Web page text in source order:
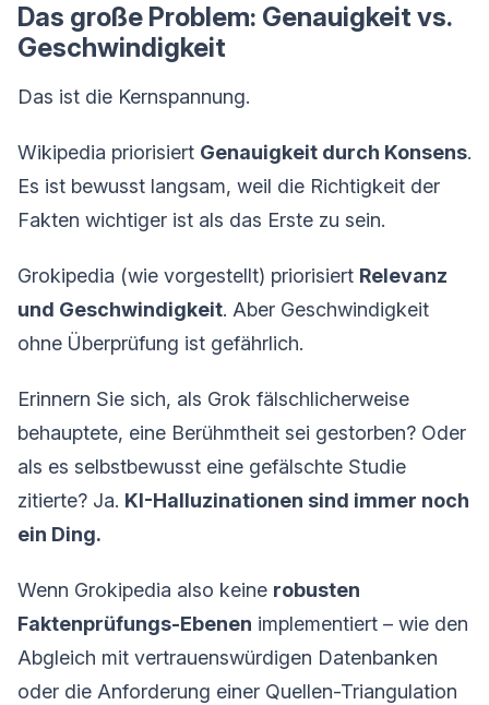
Das große Problem: Genauigkeit vs.
Geschwindigkeit
Das ist die Kernspannung.
Wikipedia priorisiert Genauigkeit durch Konsens.
Es ist bewusst langsam, weil die Richtigkeit der
Fakten wichtiger ist als das Erste zu sein.
Grokipedia (wie vorgestellt) priorisiert Relevanz
und Geschwindigkeit. Aber Geschwindigkeit
ohne Überprüfung ist gefährlich.
Erinnern Sie sich, als Grok fälschlicherweise
behauptete, eine Berühmtheit sei gestorben? Oder
als es selbstbewusst eine gefälschte Studie
zitierte? Ja. KI-Halluzinationen sind immer noch
ein Ding.
Wenn Grokipedia also keine robusten
Faktenprüfungs-Ebenen implementiert – wie den
Abgleich mit vertrauenswürdigen Datenbanken
oder die Anforderung einer Quellen-Triangulation